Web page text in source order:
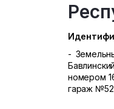
-
номером
гараж №52